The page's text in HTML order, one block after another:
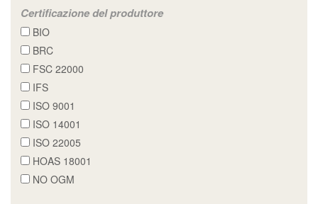
Certificazione del produttore
BIO
BRC
FSC 22000
IFS
ISO 9001
ISO 14001
ISO 22005
HOAS 18001
NO OGM